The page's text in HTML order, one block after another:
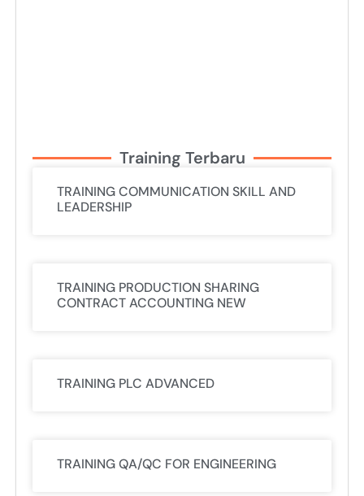
Training Terbaru
TRAINING COMMUNICATION SKILL AND
LEADERSHIP
TRAINING PRODUCTION SHARING
CONTRACT ACCOUNTING NEW
TRAINING PLC ADVANCED
TRAINING QA/QC FOR ENGINEERING